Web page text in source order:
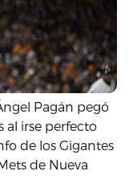
Pagán pegó
al irse perfecto
de los Gigantes
de Nueva